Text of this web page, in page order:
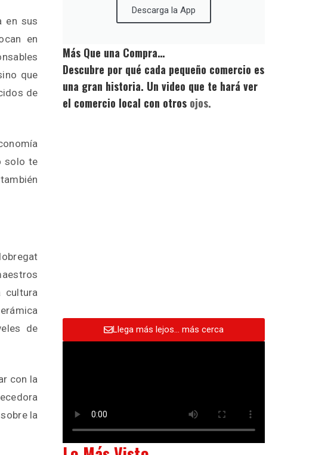
en sus
en
que
de
solo te
cultura
de
con la
la
Descarga la App
Más Que una Compra…
Descubre por qué cada pequeño comercio es
una gran historia. Un video que te hará ver
el comercio local con otros ojos.
Llega más lejos… más cerca